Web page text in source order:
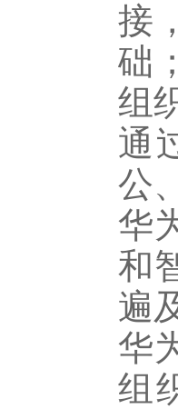
接
础
组
通
公
华
和
遍
华
组